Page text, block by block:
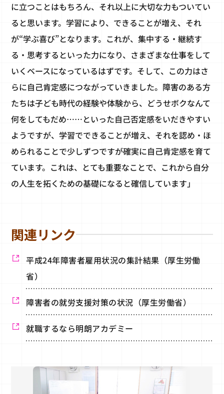
に立つことはもちろん、それ以上に大切な力もついてい
ると思います。学習により、できることが増え、それ
が“学ぶ喜び”となります。これが、集中する・継続す
る・思考するといった力になり、さまざまな仕事をして
いくベースになっているはずです。そして、この力はさ
らに自己肯定感につながっていきました。障害のある方
たちは子ども時代の経験や体験から、どうせボクなんて
何をしてもだめ……といった自己否定感をいだきやすい
ようですが、学習でできることが増え、それを認め・ほ
められることで少しずつですが確実に自己肯定感を育て
ています。これは、とても重要なことで、これから自分
の人生を拓くための基礎になると確信しています」
関連リンク
平成24年障害者雇用状況の集計結果（厚生労働
省）
障害者の就労支援対策の状況（厚生労働省）
就職するなら明朗アカデミー